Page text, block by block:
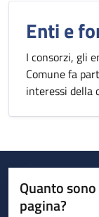
Enti e
I consorzi, gli
Comune fa
interessi della
Quanto
pagina?